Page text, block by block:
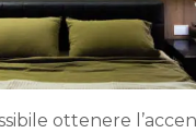
ottenere